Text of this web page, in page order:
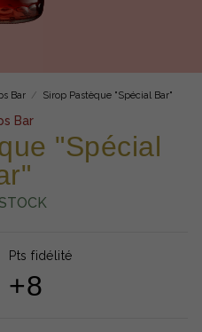
Bar Sirop Pastèque "Spécial Bar"
Bar
"Spécial
Pts fidélité
+8